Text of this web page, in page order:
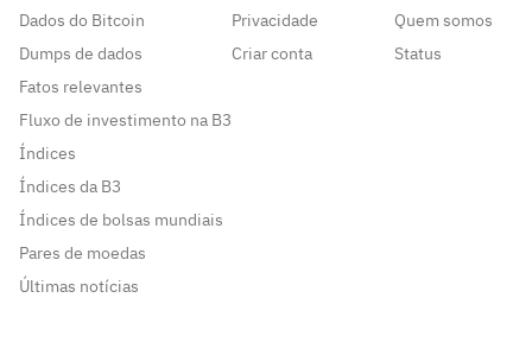
Dados do Bitcoin
Dumps de dados
Fatos relevantes
Fluxo de investimento na B3
Índices
Índices da B3
Índices de bolsas mundiais
Pares de moedas
Últimas notícias
Privacidade
Criar conta
Quem somos
Status